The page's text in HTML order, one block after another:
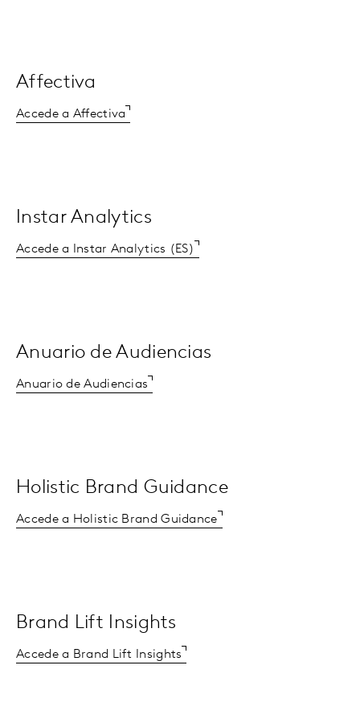
Affectiva
Accede a Affectiva
Instar Analytics
Accede a Instar Analytics (ES)
Anuario de Audiencias
Anuario de Audiencias
Holistic Brand Guidance
Accede a Holistic Brand Guidance
Brand Lift Insights
Accede a Brand Lift Insights